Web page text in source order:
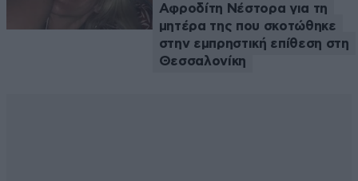
Αφροδίτη Νέστορα για τη
μητέρα της που σκοτώθηκε
στην εμπρηστική επίθεση στη
Θεσσαλονίκη